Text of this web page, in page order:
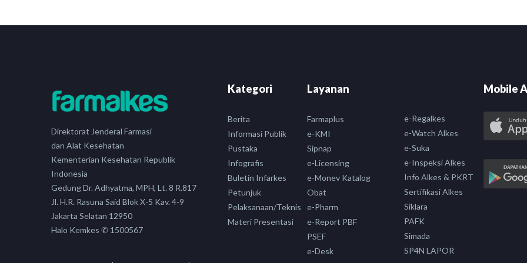
Direktorat Jenderal Farmasi
dan Alat Kesehatan
Kementerian Kesehatan Republik
Indonesia
Gedung Dr. Adhyatma, MPH, Lt. 8 R.817
Jl. H.R. Rasuna Said Blok X-5 Kav. 4-9
Jakarta Selatan 12950
Halo Kemkes ✆ 1500567
Kategori
Berita
Informasi Publik
Pustaka
Infografis
Buletin Infarkes
Petunjuk
Pelaksanaan/Teknis
Materi Presentasi
Layanan
Farmaplus
e-KMI
Sipnap
e-Licensing
e-Monev Katalog
Obat
e-Pharm
e-Report PBF
PSEF
e-Desk
e-Regalkes
e-Watch Alkes
e-Suka
e-Inspeksi Alkes
Info Alkes & PKRT
Sertifikasi Alkes
Siklara
PAFK
Simada
SP4N LAPOR
Mobile